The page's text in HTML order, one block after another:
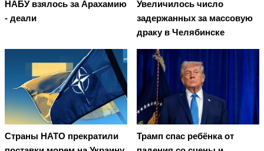
НАБУ взялось за Арахамию
- деали
Увеличилось число
задержанных за массовую
драку в Челябинске
Страны НАТО прекратили
Трамп спас ребёнка от